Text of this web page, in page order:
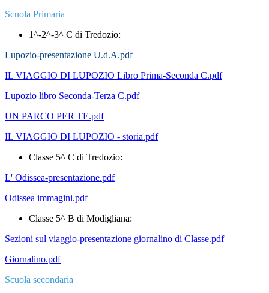
Scuola Primaria
1^-2^-3^ C di Tredozio:
Lupozio-presentazione U.d.A.pdf
IL VIAGGIO DI LUPOZIO Libro Prima-Seconda C.pdf
Lupozio libro Seconda-Terza C.pdf
UN PARCO PER TE.pdf
IL VIAGGIO DI LUPOZIO - storia.pdf
Classe 5^ C di Tredozio:
L' Odissea-presentazione.pdf
Odissea immagini.pdf
Classe 5^ B di Modigliana:
Sezioni sul viaggio-presentazione giornalino di Classe.pdf
Giornalino.pdf
Scuola secondaria